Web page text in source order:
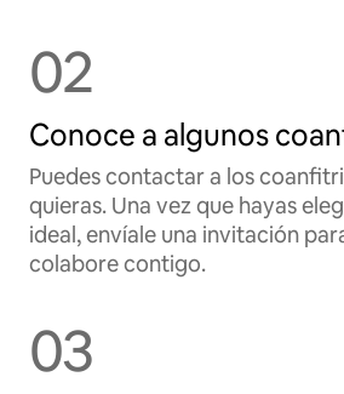
02
Conoce a algunos
Puedes contactar a los
quieras. Una vez que hayas
ideal, envíale una invitación
colabore contigo.
03